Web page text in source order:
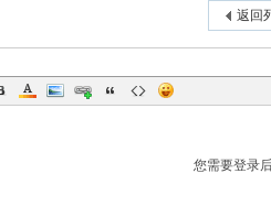
返回
您需要登录